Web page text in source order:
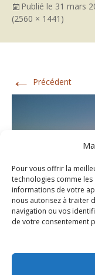
Pour vous offrir la
technologies comme
informations de votre
nous autorisez à traiter
navigation ou vos
de votre consentement
Publié le 31 mars
(2560 × 1441)
← Précédent